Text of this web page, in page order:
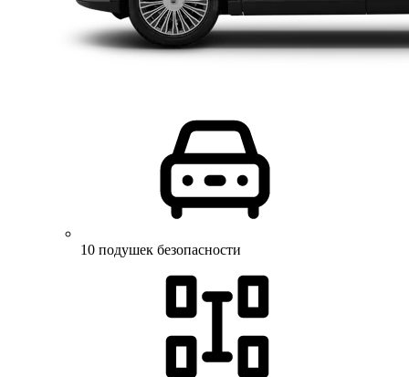
10 подушек безопасности